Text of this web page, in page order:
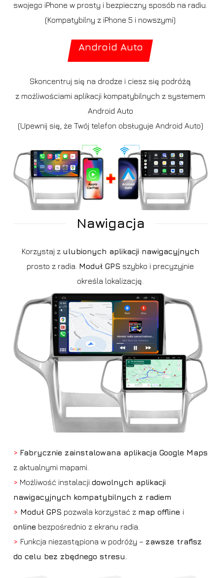
swojego iPhone w prosty i bezpieczny sposób na radiu.
(Kompatybilny z iPhone 5 i nowszymi)
Android Auto
Skoncentruj się na drodze i ciesz się podróżą
z możliwościami aplikacji kompatybilnych z systemem
Android Auto
(Upewnij się, że Twój telefon obsługuje Android Auto)
Nawigacja
Korzystaj z ulubionych aplikacji nawigacyjnych
prosto z radia. Moduł GPS szybko i precyzyjnie
określa lokalizację.
> Fabrycznie zainstalowana aplikacja Google Maps
z aktualnymi mapami.
> Możliwość instalacji dowolnych aplikacji
nawigacyjnych kompatybilnych z radiem
> Moduł GPS pozwala korzystać z map offline i
online bezpośrednio z ekranu radia.
> Funkcja niezastąpiona w podróży – zawsze trafisz
do celu bez zbędnego stresu.